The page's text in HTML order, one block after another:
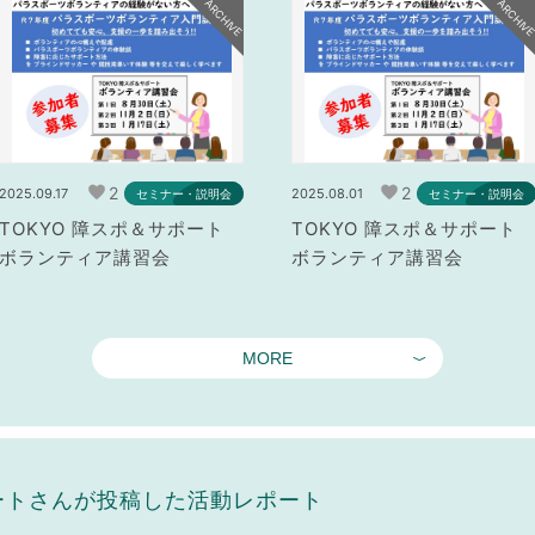
ARCHIVE
2 セミナー・説明会
障スポ＆サポート
ランティア講習会
2025.08.01 2 セミナー・説明会
TOKYO 障スポ＆サポート
ボランティア講習会
MORE
さんが投稿した活動レポート